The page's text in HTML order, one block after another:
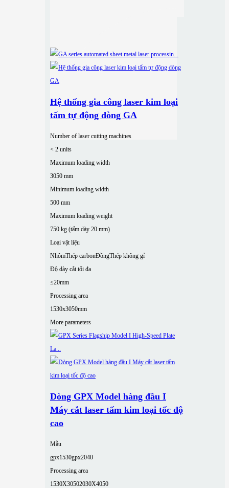
Hệ thống gia công laser kim loại
tấm tự động dòng GA
Number of laser cutting machines
< 2 units
Maximum loading width
3050 mm
Minimum loading width
500 mm
Maximum loading weight
750 kg (tấm dày 20 mm)
Loại vật liệu
NhômThép carbonĐồngThép không gỉ
Độ dày cắt tối đa
≤20mm
Processing area
1530x3050mm
More parameters
Dòng GPX Model hàng đầu I
Máy cắt laser tấm kim loại tốc độ
cao
Mẫu
gpx1530gpx2040
Processing area
1530X30502030X4050